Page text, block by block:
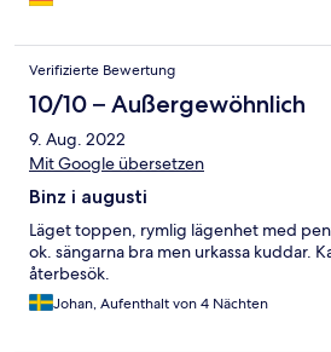
Verifizierte Bewertung
10/10 – Außergewöhnlich
9. Aug. 2022
Mit Google übersetzen
Binz i augusti
Läget toppen, rymlig lägenhet med
ok. sängarna bra men urkassa kuddar.
återbesök.
Johan, Aufenthalt von 4 Nächten